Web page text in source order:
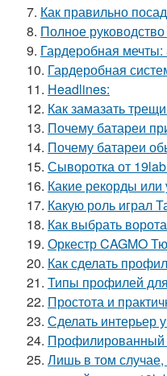
7. Как правильно
8. Полное
9. Гардеробная мечты:
10. Гардеробная
11. Headlines:
12. Как замазать
13. Почему батареи
14. Почему батареи
15. Сыворотка от
16. Какие рекорды
17. Какую роль играл
18. Как выбрать
19. Оркестр CAGMO
20. Как сделать
21. Типы профилей
22. Простота и
23. Сделать интерьер
24. Профилированный
25. Лишь в том случае,